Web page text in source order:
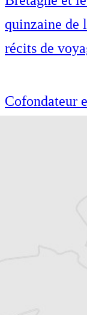
quinzaine de
récits de
Cofondateur